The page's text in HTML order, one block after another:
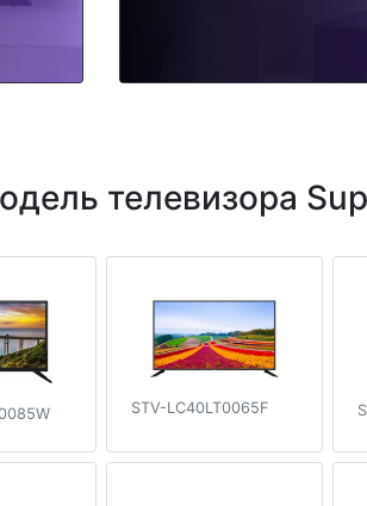
телевизора
STV-LC40LT0065F